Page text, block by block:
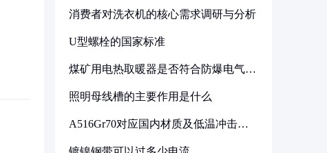
消费者对洗衣机的核心需求调研与分析
U型螺栓的国家标准
煤矿用电热取暖器是否符合防爆电气设
照明母线槽的主要作用是什么
A516Gr70对应国内材质及低温冲击要